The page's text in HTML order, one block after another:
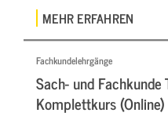
MEHR ERFAHREN
Fachkundelehrgänge
Sach- und
Komplettkurs (Online)